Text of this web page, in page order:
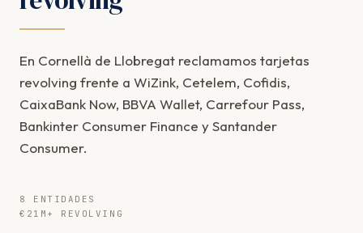
En Cornellà de Llobregat reclamamos tarjetas
revolving frente a WiZink, Cetelem, Cofidis,
CaixaBank Now, BBVA Wallet, Carrefour Pass,
Bankinter Consumer Finance y Santander
Consumer.
8 ENTIDADES
€21M+ REVOLVING